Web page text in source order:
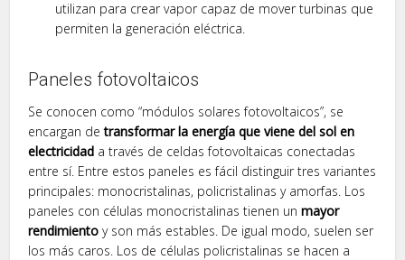
utilizan para crear vapor capaz de mover turbinas que
permiten la generación eléctrica.
Paneles fotovoltaicos
Se conocen como “módulos solares fotovoltaicos”, se
encargan detransformar la energía que viene del sol en
electricidad a través de celdas fotovoltaicas conectadas
entre sí. Entre estos paneles es fácil distinguir tres variantes
principales: monocristalinas, policristalinas y amorfas. Los
paneles con células monocristalinas tienen unmayor
rendimiento y son más estables. De igual modo, suelen ser
los más caros. Los de células policristalinas se hacen a